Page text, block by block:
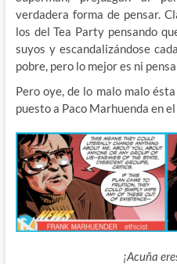
verdadera forma de pensar.
los del Tea Party pensando
suyos y escandalizándose
pobre, pero lo mejor es ni
Pero oye, de lo malo malo
puesto a Paco Marhuenda en
¡Acuña